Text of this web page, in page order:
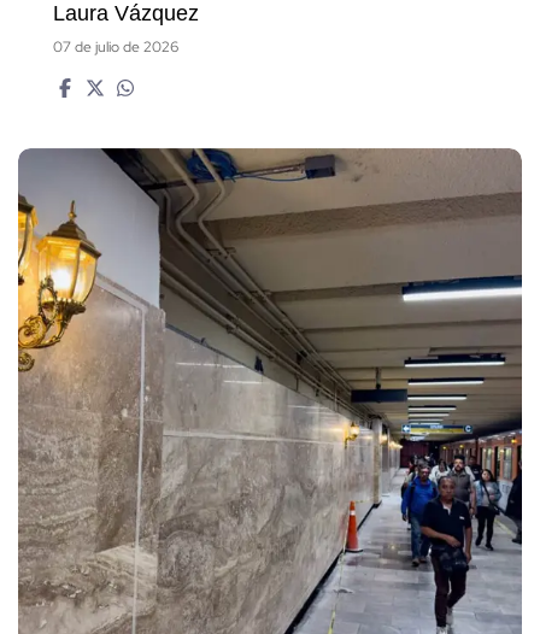
Laura Vázquez
07 de julio de 2026